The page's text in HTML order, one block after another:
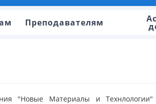
Преподавателям
"Новые Материалы и